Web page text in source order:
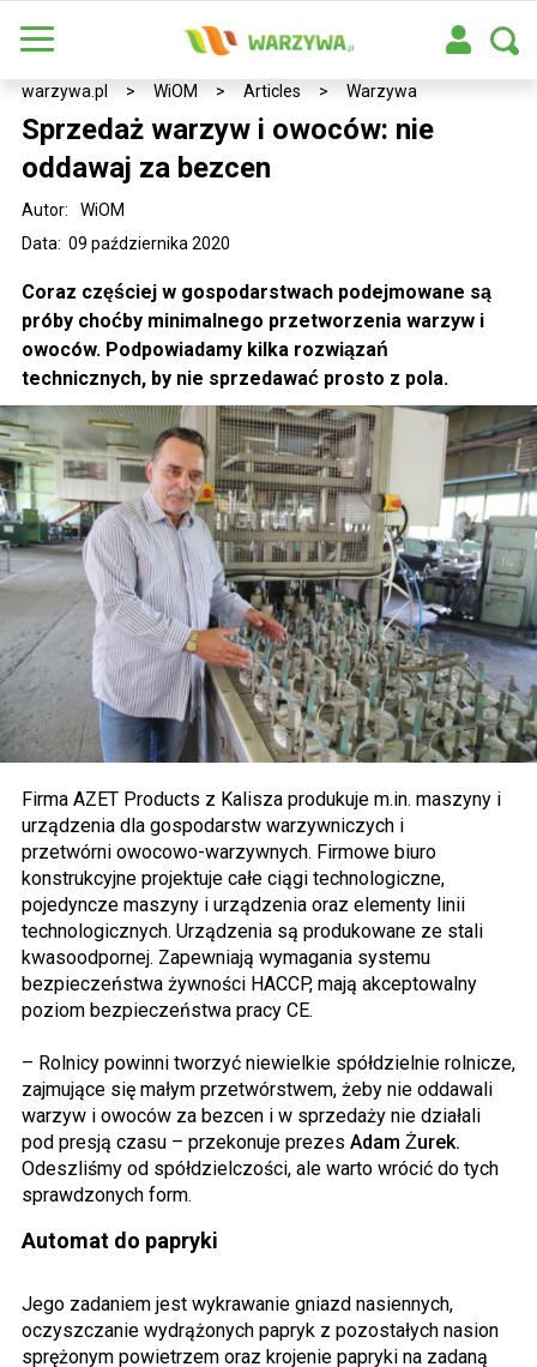
warzywa.pl > WiOM > Articles > Warzywa
Sprzedaż warzyw i owoców: nie
oddawaj za bezcen
Data: 09 października 2020
Autor: WiOM
Coraz częściej w gospodarstwach podejmowane są
próby choćby minimalnego przetworzenia warzyw i
owoców. Podpowiadamy kilka rozwiązań
technicznych, by nie sprzedawać prosto z pola.
Firma AZET Products z Kalisza produkuje m.in. maszyny i
urządzenia dla gospodarstw warzywniczych i
przetwórni owocowo-warzywnych. Firmowe biuro
konstrukcyjne projektuje całe ciągi technologiczne,
pojedyncze maszyny i urządzenia oraz elementy linii
technologicznych. Urządzenia są produkowane ze stali
kwasoodpornej. Zapewniają wymagania systemu
bezpieczeństwa żywności HACCP, mają akceptowalny
poziom bezpieczeństwa pracy CE.
– Rolnicy powinni tworzyć niewielkie spółdzielnie rolnicze,
zajmujące się małym przetwórstwem, żeby nie oddawali
warzyw i owoców za bezcen i w sprzedaży nie działali
pod presją czasu – przekonuje prezes Adam Żurek.
Odeszliśmy od spółdzielczości, ale warto wrócić do tych
sprawdzonych form.
Automat do papryki
Jego zadaniem jest wykrawanie gniazd nasiennych,
oczyszczanie wydrążonych papryk z pozostałych nasion
sprężonym powietrzem oraz krojenie papryki na zadaną